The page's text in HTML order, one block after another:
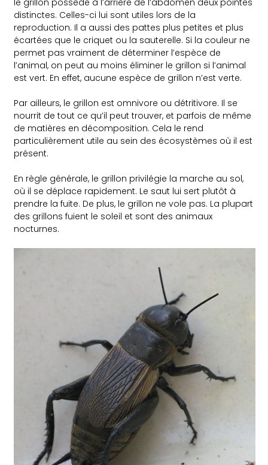
distinctes. Celles-ci lui sont utiles lors de la
reproduction. Il a aussi des pattes plus petites et plus
écartées que le criquet ou la sauterelle. Si la couleur ne
permet pas vraiment de déterminer l’espèce de
l’animal, on peut au moins éliminer le grillon si l’animal
est vert. En effet, aucune espèce de grillon n’est verte.
Par ailleurs, le grillon est omnivore ou détritivore. Il se
nourrit de tout ce qu’il peut trouver, et parfois de même
de matières en décomposition. Cela le rend
particulièrement utile au sein des écosystèmes où il est
présent.
En règle générale, le grillon privilégie la marche au sol,
où il se déplace rapidement. Le saut lui sert plutôt à
prendre la fuite. De plus, le grillon ne vole pas. La plupart
des grillons fuient le soleil et sont des animaux
nocturnes.